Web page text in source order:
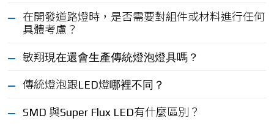
在開發道路燈時，是否需要對組件或材料進行任何
具體考慮？
敏翔現在還會生產傳統燈泡燈具嗎？
傳統燈泡跟LED燈哪裡不同？
SMD 與Super Flux LED有什麼區別？